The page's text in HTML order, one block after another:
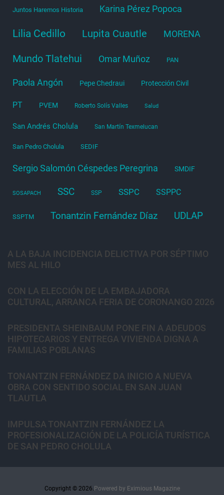
Juntos Haremos Historia Karina Pérez Popoca
Lilia Cedillo Lupita Cuautle MORENA
Mundo Tlatehui Omar Muñoz PAN
Paola Angón Pepe Chedraui Protección Civil
PT PVEM Roberto Solís Valles Salud
San Andrés Cholula San Martín Texmelucan
San Pedro Cholula SEDIF
Sergio Salomón Céspedes Peregrina SMDIF
SOSAPACH SSC SSP SSPC SSPPC
SSPTM Tonantzin Fernández Díaz UDLAP
A LA BAJA INCIDENCIA DELICTIVA POR SÉPTIMO
MES AL HILO
CON LA ELECCIÓN DE LA EMBAJADORA
CULTURAL, ARRANCA FERIA DE CORONANGO 2026
PRESIDENTA SHEINBAUM PONE FIN A ADEUDOS
HIPOTECARIOS Y ENTREGA VIVIENDA DIGNA A
FAMILIAS POBLANAS
TONANTZIN FERNÁNDEZ DA INICIO A NUEVA
OBRA CON SENTIDO SOCIAL EN SAN JUAN
TLAUTLA
IMPULSA TONANTZIN FERNÁNDEZ LA
PROFESIONALIZACIÓN DE LA POLICÍA TURÍSTICA
DE SAN PEDRO CHOLULA
Copyright © 2026. Powered by Eximious Magazine